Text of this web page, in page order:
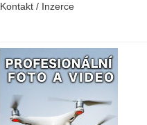
Kontakt / Inzerce